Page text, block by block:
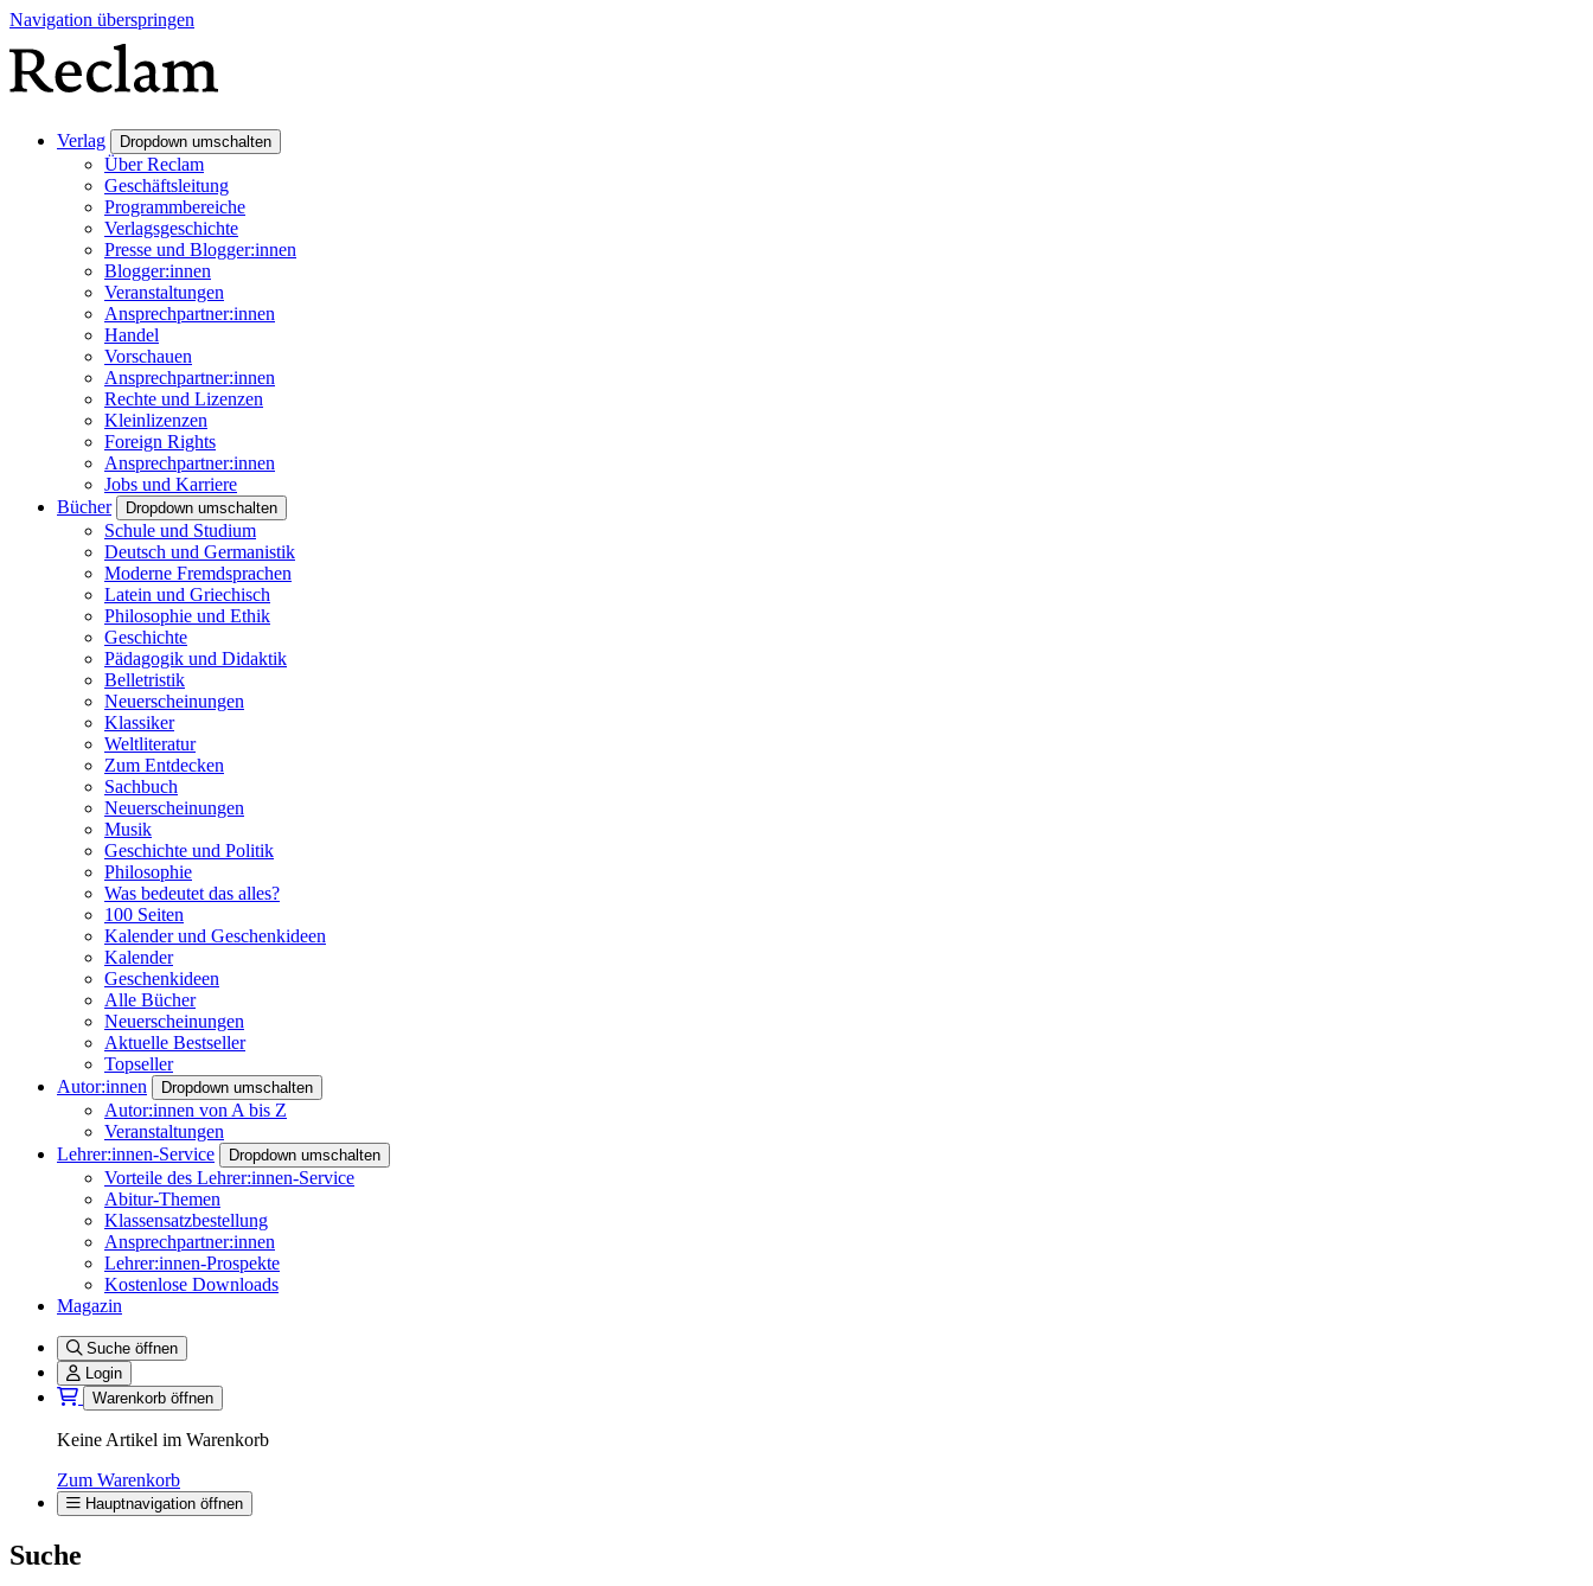
Navigation überspringen
Verlag Dropdown umschalten
Über Reclam
Geschäftsleitung
Programmbereiche
Verlagsgeschichte
Presse und Blogger:innen
Blogger:innen
Veranstaltungen
Ansprechpartner:innen
Handel
Vorschauen
Ansprechpartner:innen
Rechte und Lizenzen
Kleinlizenzen
Foreign Rights
Ansprechpartner:innen
Jobs und Karriere
Bücher
Dropdown umschalten
Schule und Studium
Deutsch und Germanistik
Moderne Fremdsprachen
Latein und Griechisch
Philosophie und Ethik
Geschichte
Pädagogik und Didaktik
Belletristik
Neuerscheinungen
Klassiker
Weltliteratur
Zum Entdecken
Sachbuch
Neuerscheinungen
Musik
Geschichte und Politik
Philosophie
Was bedeutet das alles?
100 Seiten
Kalender und Geschenkideen
Kalender
Geschenkideen
Alle Bücher
Neuerscheinungen
Aktuelle Bestseller
Topseller
Autor:innen
Dropdown umschalten
Autor:innen von A bis Z
Veranstaltungen
Lehrer:innen-Service
Dropdown umschalten
Vorteile des Lehrer:innen-Service
Abitur-Themen
Klassensatzbestellung
Ansprechpartner:innen
Lehrer:innen-Prospekte
Kostenlose Downloads
Magazin
Suche öffnen
Login
Warenkorb öffnen
Keine Artikel im Warenkorb
Zum Warenkorb
Hauptnavigation öffnen
Suche